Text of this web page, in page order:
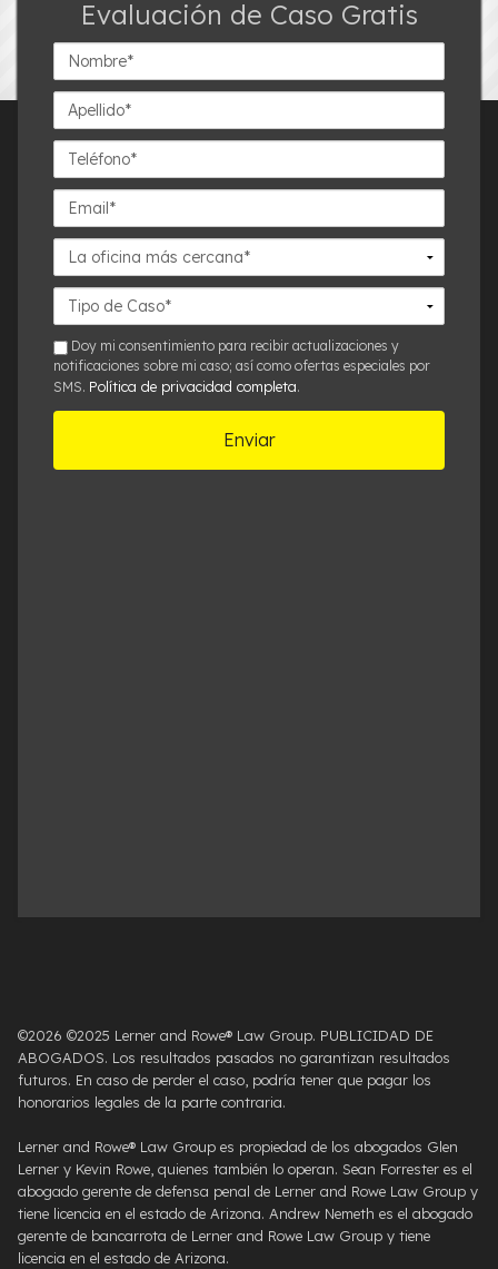
Evaluación de Caso Gratis
Nombre*
Apellido*
Teléfono*
Email*
La
oficina
más
cercana*
Detalles
del
Caso*
smsDoy mi consentimiento para recibir actualizaciones y
notificaciones sobre mi caso; así como ofertas especiales por
SMS. Política de privacidad completa.
©2026 ©2025 Lerner and Rowe® Law Group. PUBLICIDAD DE
ABOGADOS. Los resultados pasados ​​no garantizan resultados
futuros. En caso de perder el caso, podría tener que pagar los
honorarios legales de la parte contraria.
Lerner and Rowe® Law Group es propiedad de los abogados Glen
Lerner y Kevin Rowe, quienes también lo operan. Sean Forrester es el
abogado gerente de defensa penal de Lerner and Rowe Law Group y
tiene licencia en el estado de Arizona. Andrew Nemeth es el abogado
gerente de bancarrota de Lerner and Rowe Law Group y tiene
licencia en el estado de Arizona.